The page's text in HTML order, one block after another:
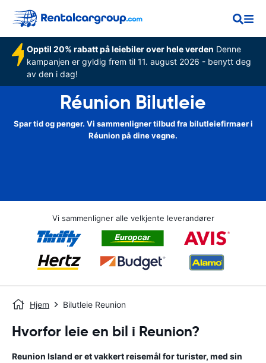
Opptil 20% rabatt på leiebiler over hele verden Denne
kampanjen er gyldig frem til 11. august 2026 - benytt deg
av den i dag!
Réunion Bilutleie
Spar tid og penger. Vi sammenligner tilbud fra bilutleiefirmaer i
Réunion på dine vegne.
Vi sammenligner alle velkjente leverandører
Hjem Bilutleie Reunion
Hvorfor leie en bil i Reunion?
Reunion Island er et vakkert reisemål for turister, med sin